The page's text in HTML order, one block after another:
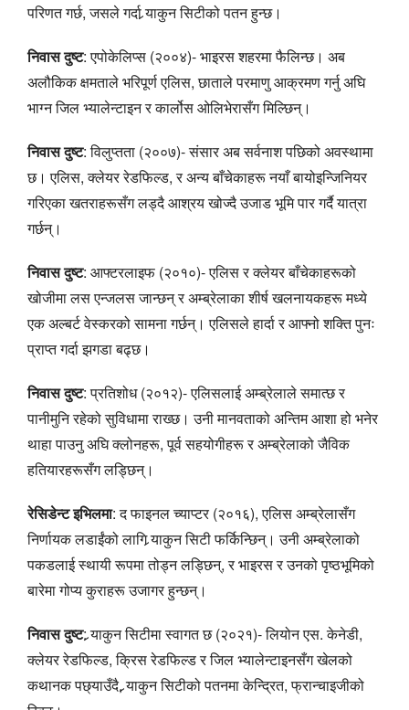
परिणत गर्छ, जसले गर्दा र्‍याकुन सिटीको पतन हुन्छ।
निवास दुष्ट: एपोकेलिप्स (२००४)- भाइरस शहरमा फैलिन्छ। अब
अलौकिक क्षमताले भरिपूर्ण एलिस, छाताले परमाणु आक्रमण गर्नु अघि
भाग्न जिल भ्यालेन्टाइन र कार्लोस ओलिभेरासँग मिल्छिन्।
निवास दुष्ट: विलुप्तता (२००७)- संसार अब सर्वनाश पछिको अवस्थामा
छ। एलिस, क्लेयर रेडफिल्ड, र अन्य बाँचेकाहरू नयाँ बायोइन्जिनियर
गरिएका खतराहरूसँग लड्दै आश्रय खोज्दै उजाड भूमि पार गर्दै यात्रा
गर्छन्।
निवास दुष्ट: आफ्टरलाइफ (२०१०)- एलिस र क्लेयर बाँचेकाहरूको
खोजीमा लस एन्जलस जान्छन् र अम्ब्रेलाका शीर्ष खलनायकहरू मध्ये
एक अल्बर्ट वेस्करको सामना गर्छन्। एलिसले हार्दा र आफ्नो शक्ति पुनः
प्राप्त गर्दा झगडा बढ्छ।
निवास दुष्ट: प्रतिशोध (२०१२)- एलिसलाई अम्ब्रेलाले समात्छ र
पानीमुनि रहेको सुविधामा राख्छ। उनी मानवताको अन्तिम आशा हो भनेर
थाहा पाउनु अघि क्लोनहरू, पूर्व सहयोगीहरू र अम्ब्रेलाको जैविक
हतियारहरूसँग लड्छिन्।
रेसिडेन्ट इभिलमा: द फाइनल च्याप्टर (२०१६), एलिस अम्ब्रेलासँग
निर्णायक लडाईंको लागि र्‍याकुन सिटी फर्किन्छिन्। उनी अम्ब्रेलाको
पकडलाई स्थायी रूपमा तोड्न लड्छिन्, र भाइरस र उनको पृष्ठभूमिको
बारेमा गोप्य कुराहरू उजागर हुन्छन्।
निवास दुष्ट: र्‍याकुन सिटीमा स्वागत छ (२०२१)- लियोन एस. केनेडी,
क्लेयर रेडफिल्ड, क्रिस रेडफिल्ड र जिल भ्यालेन्टाइनसँग खेलको
कथानक पछ्याउँदै, र्‍याकुन सिटीको पतनमा केन्द्रित, फ्रान्चाइजीको